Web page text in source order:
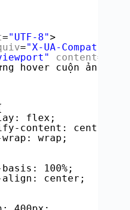
="UTF-8">
="X-UA-Compatible"
content=
hover cuộn ảnh
flex;
content: center;
wrap;
100%;
center;